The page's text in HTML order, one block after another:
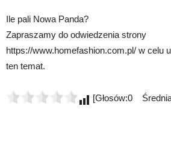
Ile pali Nowa Panda?
Zapraszamy do odwiedzenia strony
https://www.homefashion.com.pl/ w celu
ten temat.
[Głosów:0